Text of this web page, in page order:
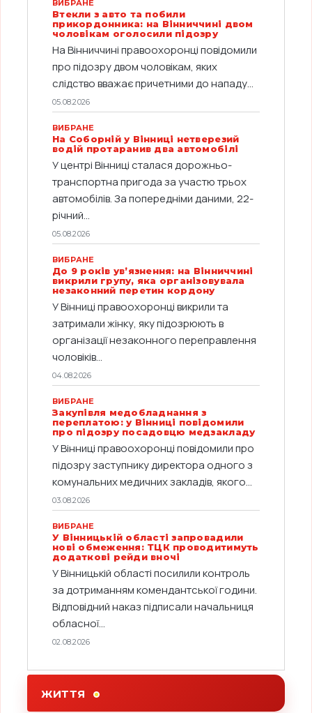
ВИБРАНЕ
Втекли з авто та побили
прикордонника: на Вінниччині двом
чоловікам оголосили підозру
На Вінниччині правоохоронці повідомили
про підозру двом чоловікам, яких
слідство вважає причетними до нападу...
05.08.2026
ВИБРАНЕ
На Соборній у Вінниці нетверезий
водій протаранив два автомобілі
У центрі Вінниці сталася дорожньо-
транспортна пригода за участю трьох
автомобілів. За попередніми даними, 22-
річний...
05.08.2026
ВИБРАНЕ
До 9 років ув’язнення: на Вінниччині
викрили групу, яка організовувала
незаконний перетин кордону
У Вінниці правоохоронці викрили та
затримали жінку, яку підозрюють в
організації незаконного переправлення
чоловіків...
04.08.2026
ВИБРАНЕ
Закупівля медобладнання з
переплатою: у Вінниці повідомили
про підозру посадовцю медзакладу
У Вінниці правоохоронці повідомили про
підозру заступнику директора одного з
комунальних медичних закладів, якого...
03.08.2026
ВИБРАНЕ
У Вінницькій області запровадили
нові обмеження: ТЦК проводитимуть
додаткові рейди вночі
У Вінницькій області посилили контроль
за дотриманням комендантської години.
Відповідний наказ підписали начальниця
обласної...
02.08.2026
ЖИТТЯ